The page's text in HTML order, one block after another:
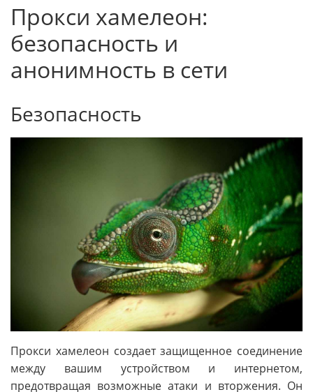
Прокси хамелеон:
безопасность и
анонимность в сети
Безопасность
Прокси хамелеон создает защищенное соединение
между вашим устройством и интернетом,
предотвращая возможные атаки и вторжения. Он